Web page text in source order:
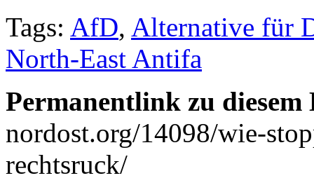
Tags: AfD, Alternative für
North-East Antifa
Permanentlink zu
nordost.org/14098/wie-
rechtsruck/